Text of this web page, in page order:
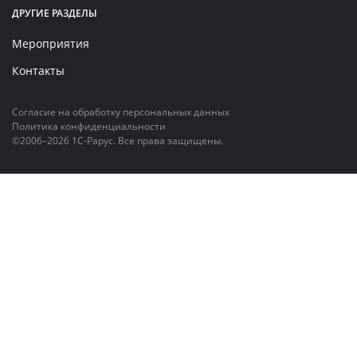
ДРУГИЕ РАЗДЕЛЫ
Мероприятия
Контакты
©2006–2026 1С-Рарус. Все права защищены.
Политика конфиденциальности
Согласие на обработку персональных данных